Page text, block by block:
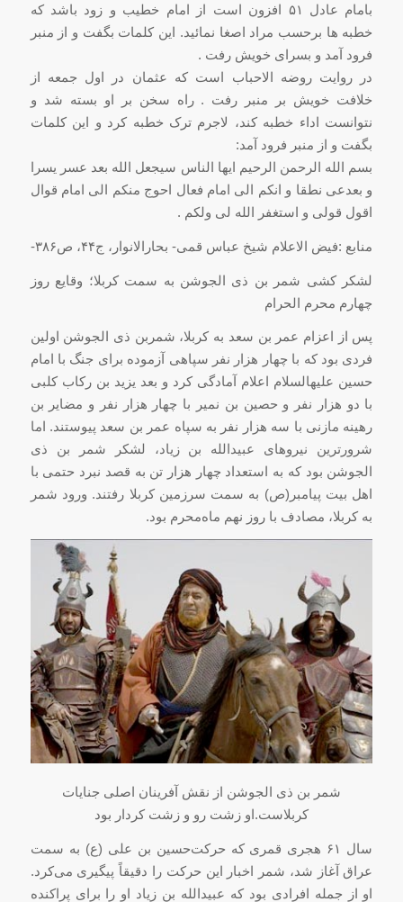
بامام عادل ۵۱ افزون است از امام خطیب و زود باشد که
خطبه ها برحسب مراد اصغا نمائید. این کلمات بگفت و از منبر
فرود آمد و بسراى خویش رفت .
در روایت روضه الاحباب است که عثمان در اول جمعه از
خلافت خویش بر منبر رفت . راه سخن بر او بسته شد و
نتوانست اداء خطبه کند، لاجرم ترک خطبه کرد و این کلمات
بگفت و از منبر فرود آمد:
بسم الله الرحمن الرحیم ایها الناس سیجعل الله بعد عسر یسرا
و بعدعى نطقا و انکم الى امام فعال احوج منکم الى امام قوال
اقول قولى و استغفر الله لى ولکم .
منابع :فیض الاعلام شیخ عباس قمی- بحارالانوار، ج۴۴، ص۳۸۶-
لشکر کشی شمر بن ذی الجوشن به سمت کربلا؛ وقایع روز
چهارم محرم الحرام
پس از اعزام عمر بن سعد به کربلا، شمربن ذى الجوشن اولین
فردى بود که با چهار هزار نفر سپاهى آزموده براى جنگ با امام
حسین علیه‏السلام اعلام آمادگى کرد و بعد یزید بن رکاب کلبى
با دو هزار نفر و حصین بن نمیر با چهار هزار نفر و مضایر بن
رهینه مازنی با سه هزار نفر به سپاه عمر بن سعد پیوستند. اما
شرورترین نیروهای عبیدالله بن زیاد، لشکر شمر بن ذی
الجوشن بود که به استعداد چهار هزار تن به قصد نبرد حتمی با
اهل بیت پیامبر(ص) به سمت سرزمین کربلا رفتند. ورود شمر
به کربلا، مصادف با روز نهم ماهمحرم بود.
شمر بن ذی الجوشن از نقش آفرینان اصلی جنایات
کربلاست.او زشت رو و زشت کردار بود
سال ۶۱ هجری قمری که حرکت حسین بن علی (ع) به سمت
عراق آغاز شد، شمر اخبار این حرکت را دقیقاً پیگیری می‌کرد.
او از جمله افرادی بود که عبیدالله بن زیاد او را برای پراکنده